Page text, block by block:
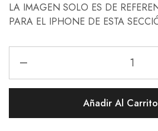
LA IMAGEN SOLO ES DE
PARA EL IPHONE DE ESTA
Añadir Al Carrito